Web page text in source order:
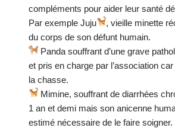
compléments pour aider leur santé
Par exemple Juju
, vieille minette
du corps de son défunt humain.
Panda souffrant d’une grave
et pris en charge par l’association
la chasse.
Mimine, souffrant de diarrhées
1 an et demi mais son anicenne
estimé nécessaire de le faire